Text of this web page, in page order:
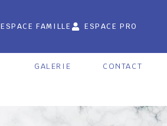
ESPACE FAMILLE ESPACE PRO
GALERIE CONTACT